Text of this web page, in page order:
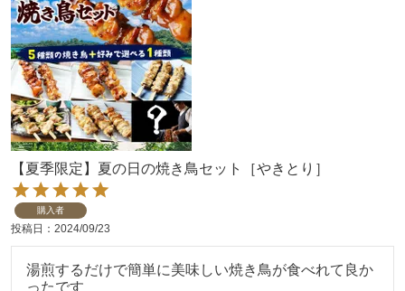
【夏季限定】夏の日の焼き鳥セット［やきとり］
購入者
投稿日 2024/09/23
湯煎するだけで簡単に美味しい焼き鳥が食べれて良か
ったです